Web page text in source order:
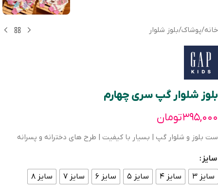
خانه/پوشاک/بلوز شلوار
بلوز شلوار گپ سری چهارم
۳۹۵,۰۰۰تومان
ست بلوز و شلوار گپ | بسیار با کیفیت | طرح های دخترانه و پسرانه
سایز
سایز ۳
سایز ۴ سایز ۵ سایز ۶ سایز ۷ سایز ۸